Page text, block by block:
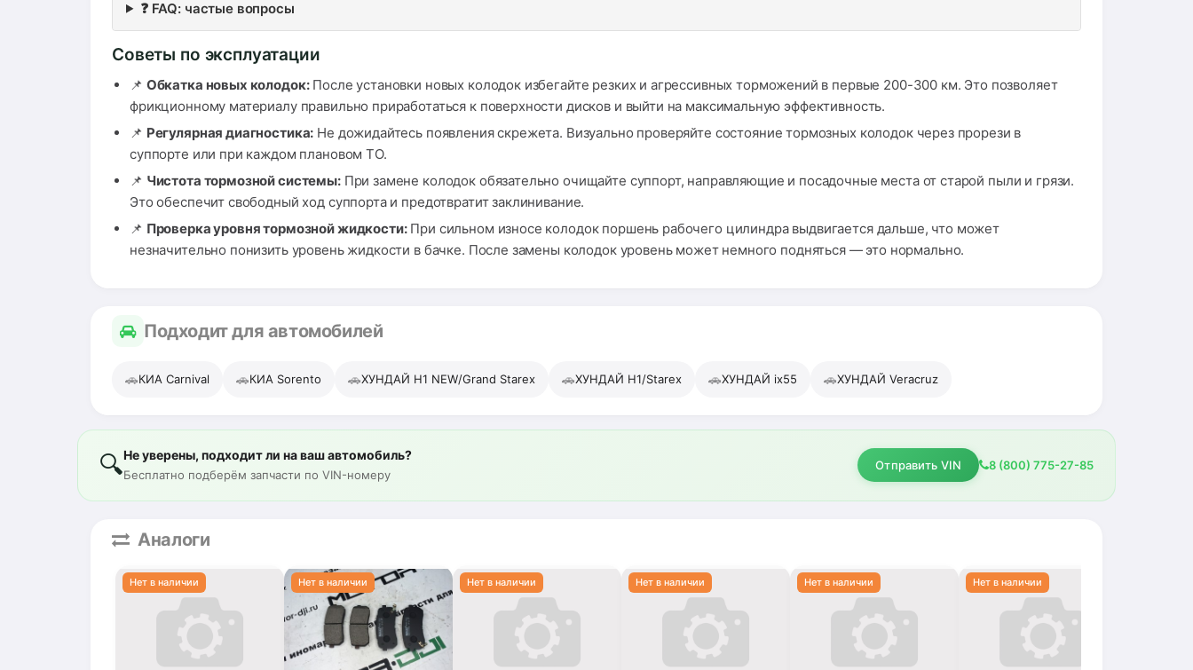
❓ FAQ: частые вопросы
Советы по эксплуатации
📌 Обкатка новых колодок:После установки новых колодок избегайте резких и агрессивных торможений в первые 200-300 км. Это позволяет
фрикционному материалу правильно приработаться к поверхности дисков и выйти на максимальную эффективность.
📌 Регулярная диагностика: Не дожидайтесь появления скрежета. Визуально проверяйте состояние тормозных колодок через прорези в
суппорте или при каждом плановом ТО.
📌 Чистота тормозной системы:При замене колодок обязательно очищайте суппорт, направляющие и посадочные места от старой пыли и грязи.
Это обеспечит свободный ход суппорта и предотвратит заклинивание.
📌 Проверка уровня тормозной жидкости:При сильном износе колодок поршень рабочего цилиндра выдвигается дальше, что может
незначительно понизить уровень жидкости в бачке. После замены колодок уровень может немного подняться — это нормально.
Подходит для автомобилей
🚗КИА Carnival 🚗КИА Sorento 🚗ХУНДАЙ H1 NEW/Grand Starex 🚗ХУНДАЙ H1/Starex 🚗ХУНДАЙ ix55 🚗ХУНДАЙ Veracruz
🔍Не уверены, подходит ли на ваш автомобиль?
Бесплатно подберём запчасти по VIN-номеру
Отправить VIN 8 (800) 775-27-85
Аналоги